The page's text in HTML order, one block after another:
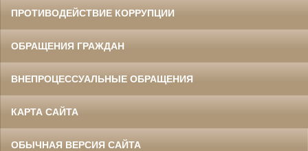
ПРОТИВОДЕЙСТВИЕ КОРРУПЦИИ
ОБРАЩЕНИЯ ГРАЖДАН
ВНЕПРОЦЕССУАЛЬНЫЕ ОБРАЩЕНИЯ
КАРТА САЙТА
ОБЫЧНАЯ ВЕРСИЯ САЙТА